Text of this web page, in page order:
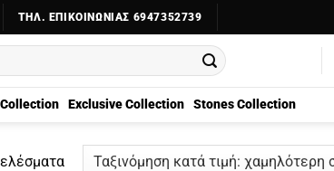
ΤΗΛ. ΕΠΙΚΟΙΝΩΝΊΑΣ 6947352739
Exclusive Collection Stones Collection
Sorted